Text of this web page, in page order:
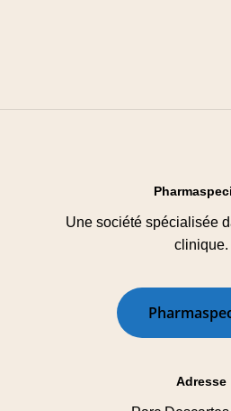
Une société spécialisée
clinique.
Pharmaspe
Adresse